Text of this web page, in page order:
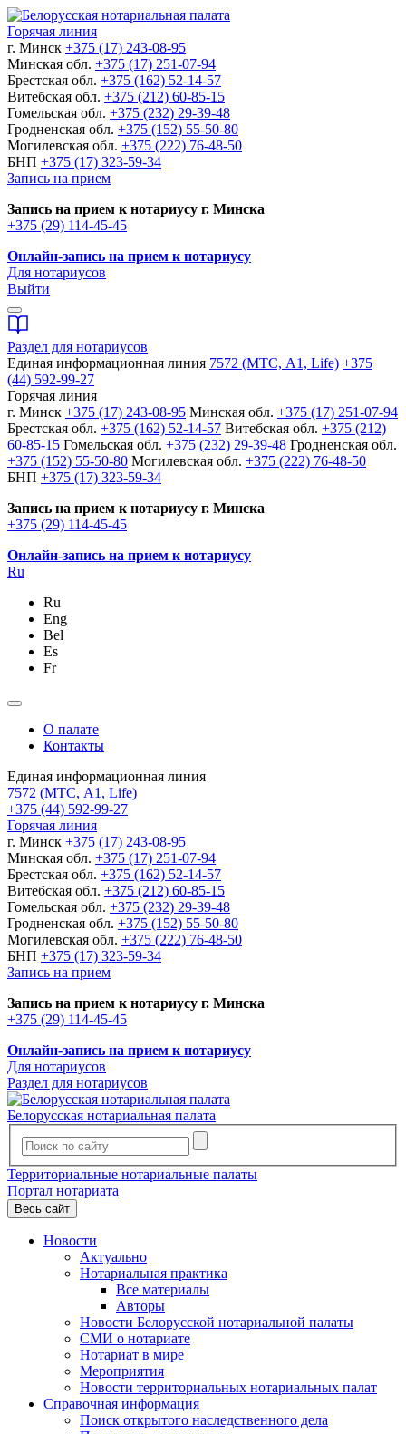
Горячая линия
г. Минск +375 (17) 243-08-95
Минская обл. +375 (17) 251-07-94
Брестская обл. +375 (162) 52-14-57
Витебская обл. +375 (212) 60-85-15
Гомельская обл. +375 (232) 29-39-48
Гродненская обл. +375 (152) 55-50-80
Могилевская обл. +375 (222) 76-48-50
БНП +375 (17) 323-59-34
Запись на прием
Запись на прием к нотариусу г. Минска
+375 (29) 114-45-45
Онлайн-запись на прием к нотариусу
Для нотариусов
Выйти
Раздел для нотариусов
Единая информационная линия 7572 (МТС, A1, Life) +375
(44) 592-99-27
Горячая линия
г. Минск +375 (17) 243-08-95 Минская обл. +375 (17) 251-07-94
Брестская обл. +375 (162) 52-14-57 Витебская обл. +375 (212)
60-85-15 Гомельская обл. +375 (232) 29-39-48 Гродненская обл.
+375 (152) 55-50-80 Могилевская обл. +375 (222) 76-48-50
БНП +375 (17) 323-59-34
Запись на прием к нотариусу г. Минска
+375 (29) 114-45-45
Онлайн-запись на прием к нотариусу
Ru
Ru
Eng
Bel
Es
Fr
О палате
Контакты
Единая информационная линия
7572 (МТС, A1, Life)
+375 (44) 592-99-27
Горячая линия
г. Минск +375 (17) 243-08-95
Минская обл. +375 (17) 251-07-94
Брестская обл. +375 (162) 52-14-57
Витебская обл. +375 (212) 60-85-15
Гомельская обл. +375 (232) 29-39-48
Гродненская обл. +375 (152) 55-50-80
Могилевская обл. +375 (222) 76-48-50
БНП +375 (17) 323-59-34
Запись на прием
Запись на прием к нотариусу г. Минска
+375 (29) 114-45-45
Онлайн-запись на прием к нотариусу
Для нотариусов
Раздел для нотариусов
Белорусская нотариальная палата
Территориальные нотариальные палаты
Портал нотариата
Весь сайт
Новости
Актуально
Нотариальная практика
Все материалы
Авторы
Новости Белорусской нотариальной палаты
СМИ о нотариате
Нотариат в мире
Мероприятия
Новости территориальных нотариальных палат
Справочная информация
Поиск открытого наследственного дела